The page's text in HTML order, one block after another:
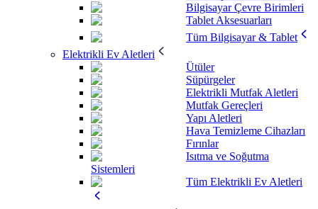
Bilgisayar Çevre Birimleri
Tablet Aksesuarları
Tüm Bilgisayar & Tablet
Elektrikli Ev Aletleri
Ütüler
Süpürgeler
Elektrikli Mutfak Aletleri
Mutfak Gereçleri
Yapı Aletleri
Hava Temizleme Cihazları
Fırınlar
Isıtma ve Soğutma
Sistemleri
Tüm Elektrikli Ev Aletleri